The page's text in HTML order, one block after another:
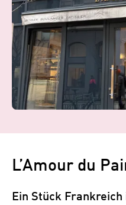
L’Amour du
Ein Stück